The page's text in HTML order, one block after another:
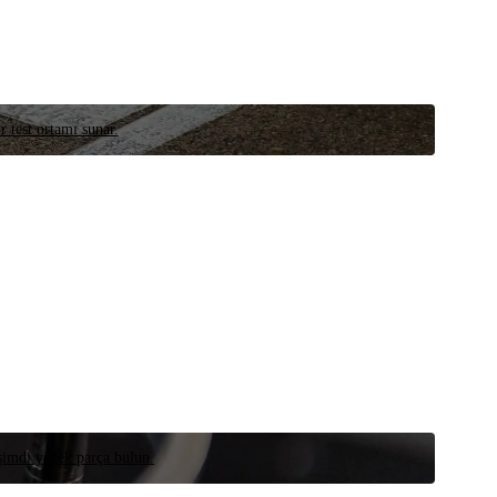
test ortamı sunar.
yedek parça bulun.